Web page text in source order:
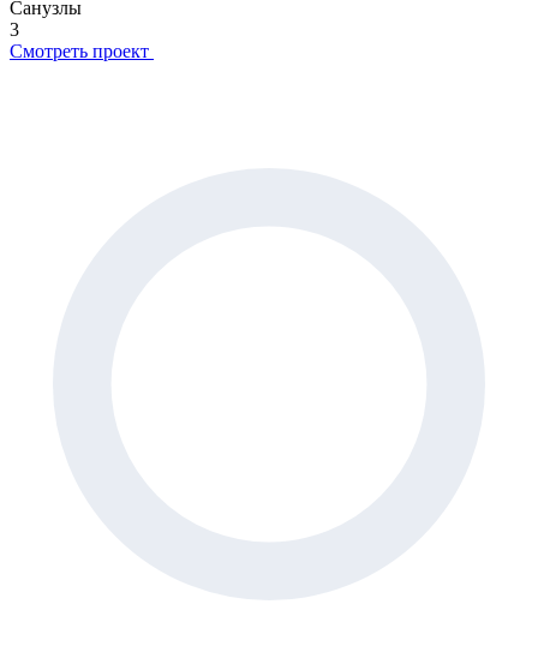
Санузлы
3
Смотреть проект